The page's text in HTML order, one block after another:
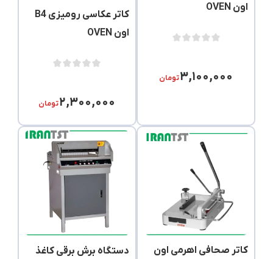
اون OVEN
۳,۱۰۰,۰۰۰تومان
کاتر عکاسی رومیزی B4
اون OVEN
۲,۳۰۰,۰۰۰تومان
کاتر صحافی اهرمی اون
دستگاه برش برقی کاغذ